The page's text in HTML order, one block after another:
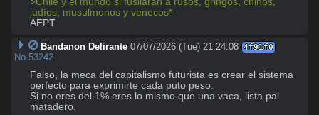
judíos, musulmonos y venecos*
AEPT
Bandanon Delirante 07/07/2026 (Tue) 21:24:08 4f91f0
No.53242
Falso, la meca del capitalismo futurista es crear el sistema
perfecto para exprimirte cada puto peso.
Si no eres del 1% eres lo mismo que una vaca, lista pal
matadero.